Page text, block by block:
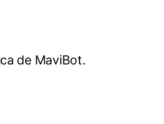
de MaviBot.